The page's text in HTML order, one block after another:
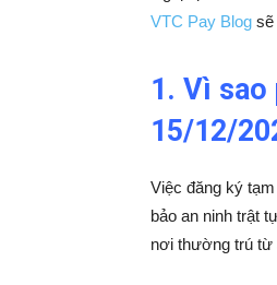
VTC Pay Blog sẽ
1. Vì
15/12/
Việc đăng ký
bảo an ninh trật
nơi thường trú từ